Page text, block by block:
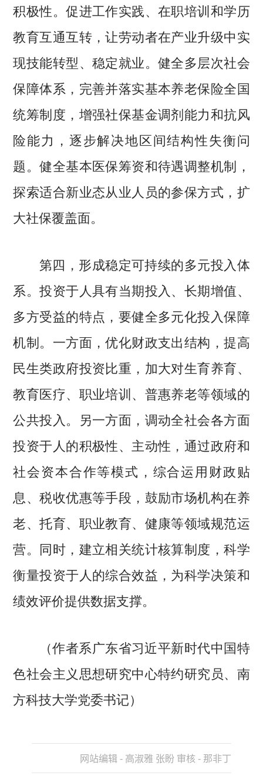
积极性。促进工作实践、在职培训和学历
教育互通互转，让劳动者在产业升级中实
现技能转型、稳定就业。健全多层次社会
保障体系，完善并落实基本养老保险全国
统筹制度，增强社保基金调剂能力和抗风
险能力，逐步解决地区间结构性失衡问
题。健全基本医保筹资和待遇调整机制，
探索适合新业态从业人员的参保方式，扩
大社保覆盖面。
第四，形成稳定可持续的多元投入体
系。投资于人具有当期投入、长期增值、
多方受益的特点，要健全多元化投入保障
机制。一方面，优化财政支出结构，提高
民生类政府投资比重，加大对生育养育、
教育医疗、职业培训、普惠养老等领域的
公共投入。另一方面，调动全社会各方面
投资于人的积极性、主动性，通过政府和
社会资本合作等模式，综合运用财政贴
息、税收优惠等手段，鼓励市场机构在养
老、托育、职业教育、健康等领域规范运
营。同时，建立相关统计核算制度，科学
衡量投资于人的综合效益，为科学决策和
绩效评价提供数据支撑。
（作者系广东省习近平新时代中国特
色社会主义思想研究中心特约研究员、南
方科技大学党委书记）
网站编辑 - 高淑雅 张盼 审核 - 那非丁